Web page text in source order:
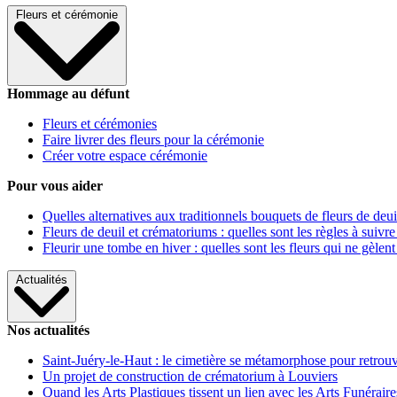
Fleurs et cérémonie
Hommage au défunt
Fleurs et cérémonies
Faire livrer des fleurs pour la cérémonie
Créer votre espace cérémonie
Pour vous aider
Quelles alternatives aux traditionnels bouquets de fleurs de
Fleurs de deuil et crématoriums : quelles sont les règles à
Fleurir une tombe en hiver : quelles sont les fleurs qui ne gèlent
Actualités
Nos actualités
Saint-Juéry-le-Haut : le cimetière se métamorphose pour
Un projet de construction de crématorium à Louviers
Quand les Arts Plastiques tissent un lien avec les Arts